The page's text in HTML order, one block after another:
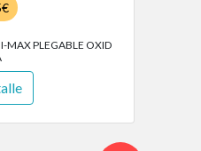
MAX PLEGABLE OXID